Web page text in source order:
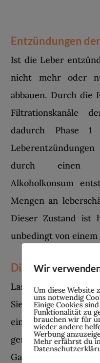
Entzündungen
Ist die Leber
nicht mehr oder
abbauen. Durch die
Filtrationskanäle
dadurch Phase
durch einen
Alkoholkonsum
Mengen an
Dieser Zustand ist
unbedingt von
Die Gallenblase
Last but not least
Sie ist direkt an
einen wichtigen Teil
genommen ist es
Gallenblase
Wir
Um diese Website
uns notwendig
Einige Cookies
Funktionalität zu
brauchen wir für
wieder andere
Werbung
Mehr erfährst du